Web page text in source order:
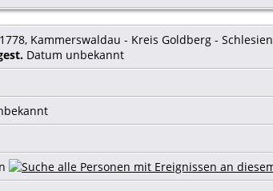
1778, Kammerswaldau - Kreis Goldberg - Schlesien
Datum unbekannt